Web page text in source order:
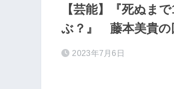
【芸能】『死ぬま
ぶ？』 藤本美貴の
2023年7月6日